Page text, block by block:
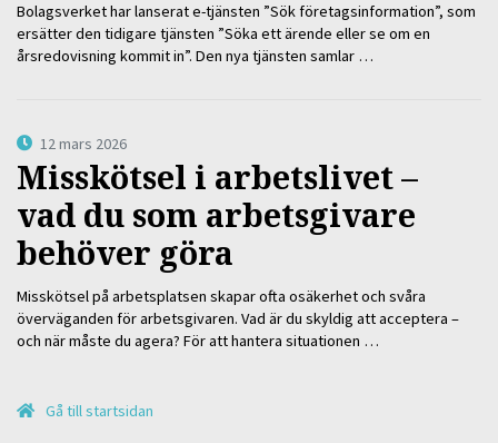
Bolagsverket har lanserat e-tjänsten ”Sök företagsinformation”, som
ersätter den tidigare tjänsten ”Söka ett ärende eller se om en
årsredovisning kommit in”. Den nya tjänsten samlar …
12 mars 2026
Misskötsel i arbetslivet –
vad du som arbetsgivare
behöver göra
Misskötsel på arbetsplatsen skapar ofta osäkerhet och svåra
överväganden för arbetsgivaren. Vad är du skyldig att acceptera –
och när måste du agera? För att hantera situationen …
Gå till startsidan